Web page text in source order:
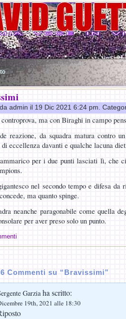
da admin il 19 Dic 2021 6:24 pm.
ma con Biraghi in campo
reazione, da squadra matura contro
di eccellenza davanti e qualche lacuna
per i due punti lasciati lì, che
nel secondo tempo e difesa da
ma quanto spinge.
neanche paragonabile come quella
per aver preso solo un punto.
Commenti su “Bravissimi”
Garziaha scritto:
19th, 2021 alle 18:30